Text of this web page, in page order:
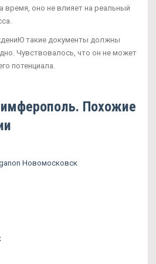
время, оно не влияет на реальный
такие документы должны
Чувствовалось, что он не может
потенциала.
Похожие
Новомосковск